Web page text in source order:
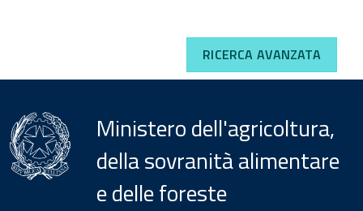
RICERCA AVANZATA
Ministero dell'agricoltura,
della sovranità alimentare
e delle foreste